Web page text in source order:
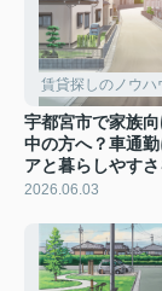
賃貸探しのノウハ
宇都宮市で家族
中の方へ？車通
アと暮らしやす
2026.06.03